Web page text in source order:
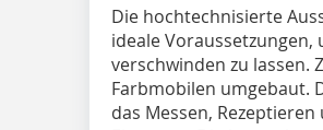
Die hochtechnisierte
ideale
verschwinden zu lassen.
Farbmobilen umgebaut.
das Messen,